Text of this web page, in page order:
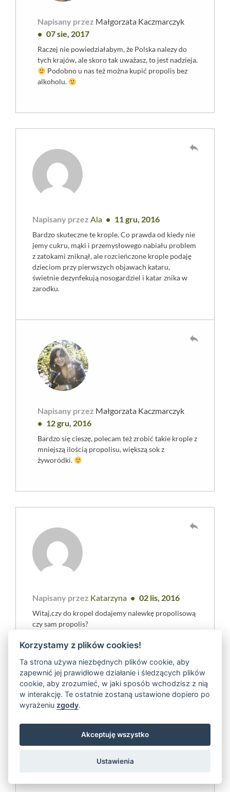
Napisany przez Małgorzata Kaczmarczyk
07 sie, 2017
Raczej nie powiedziałabym, że Polska nalezy do
tych krajów, ale skoro tak uważasz, to jest nadzieja.
Podobno u nas też można kupić propolis bez
alkoholu.
Napisany przez Ala 11 gru, 2016
Bardzo skuteczne te krople. Co prawda od kiedy nie
jemy cukru, mąki i przemysłowego nabiału problem
z zatokami zniknął, ale rozcieńczone krople podaję
dzieciom przy pierwszych objawach kataru,
świetnie dezynfekują nosogardziel i katar znika w
zarodku.
reply
Napisany przez Małgorzata Kaczmarczyk
12 gru, 2016
Bardzo się cieszę, polecam też zrobić takie krople z
mniejszą ilością propolisu, większą sok z
żyworódki.
reply
Napisany przez Katarzyna 02 lis, 2016
Witaj,czy do kropel dodajemy nalewkę propolisową
czy sam propolis?
reply
Napisany przezMałgorzata Kaczmarczyk
reply
Korzystamy z plików cookies!
Ta strona używa niezbędnych plików cookie, aby
zapewnić jej prawidłowe działanie i śledzących plików
cookie, aby zrozumieć, w jaki sposób wchodzisz z nią
w interakcję. Te ostatnie zostaną ustawione dopiero po
wyrażeniu zgody.
Akceptuję wszystko
Ustawienia